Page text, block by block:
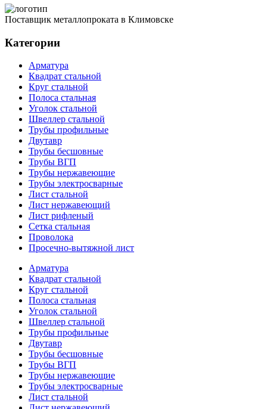
Поставщик металлопроката в Климовске
Категории
Арматура
Квадрат стальной
Круг стальной
Полоса стальная
Уголок стальной
Швеллер стальной
Трубы профильные
Двутавр
Трубы бесшовные
Трубы ВГП
Трубы нержавеющие
Трубы электросварные
Лист стальной
Лист нержавеющий
Лист рифленый
Сетка стальная
Проволока
Просечно-вытяжной лист
Арматура
Квадрат стальной
Круг стальной
Полоса стальная
Уголок стальной
Швеллер стальной
Трубы профильные
Двутавр
Трубы бесшовные
Трубы ВГП
Трубы нержавеющие
Трубы электросварные
Лист стальной